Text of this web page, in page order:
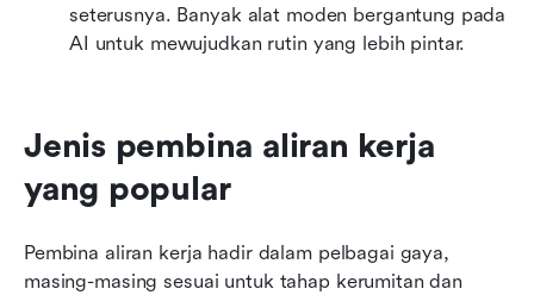
seterusnya. Banyak alat moden bergantung pada
AI untuk mewujudkan rutin yang lebih pintar.
Jenis pembina aliran kerja
yang popular
Pembina aliran kerja hadir dalam pelbagai gaya,
masing-masing sesuai untuk tahap kerumitan dan